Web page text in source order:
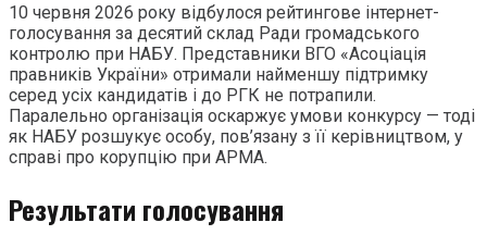
10 червня 2026 року відбулося рейтингове інтернет-
голосування за десятий склад Ради громадського
контролю при НАБУ. Представники ВГО «Асоціація
правників України» отримали найменшу підтримку
серед усіх кандидатів і до РГК не потрапили.
Паралельно організація оскаржує умови конкурсу — тоді
як НАБУ розшукує особу, пов’язану з її керівництвом, у
справі про корупцію при АРМА.
Результати голосування